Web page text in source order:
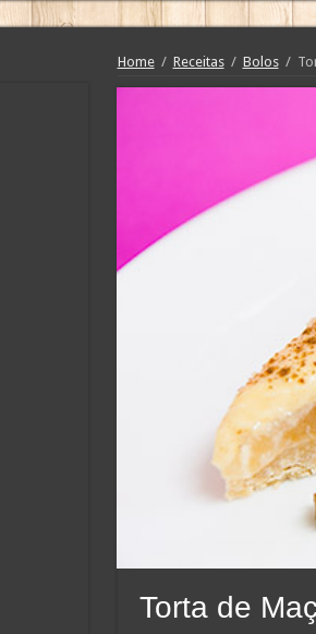
Home / Receitas / Bolos /
Torta de